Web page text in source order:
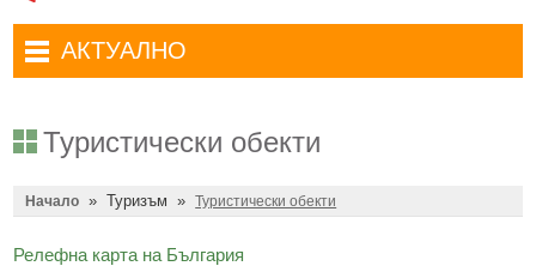
Достъп до информация
Антикорупция
Профил на купувача
Общ устройствен план
Туристически маршрути
Туристически информационен център
Съобщения
Туристически обекти
Начало »Туризъм »Туристически обекти
Релефна карта на България
Комплексно административно обслужване
АКТУАЛНО
Въвеждане на еврото в България
Местни избори 2023 година
Общинска избирателна комисия мандат 2023-2027 г.